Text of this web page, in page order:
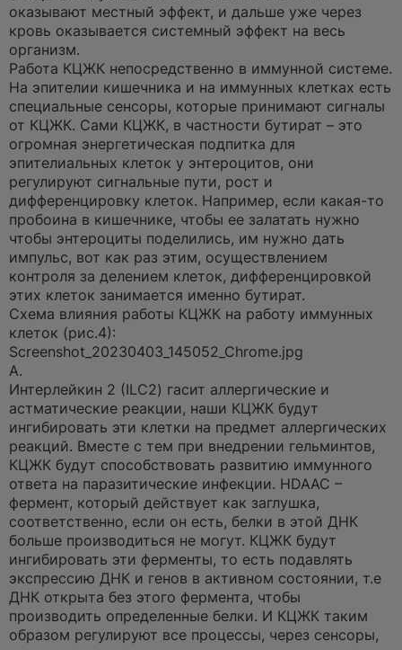
оказывают местный эффект, и дальше уже через
кровь оказывается системный эффект на весь
организм.
Работа КЦЖК непосредственно в иммунной системе.
На эпителии кишечника и на иммунных клетках есть
специальные сенсоры, которые принимают сигналы
от КЦЖК. Сами КЦЖК, в частности бутират – это
огромная энергетическая подпитка для
эпителиальных клеток у энтероцитов, они
регулируют сигнальные пути, рост и
дифференцировку клеток. Например, если какая-то
пробоина в кишечнике, чтобы ее залатать нужно
чтобы энтероциты поделились, им нужно дать
импульс, вот как раз этим, осуществлением
контроля за делением клеток, дифференцировкой
этих клеток занимается именно бутират.
Схема влияния работы КЦЖК на работу иммунных
клеток (рис.4):
Screenshot_20230403_145052_Chrome.jpg
А.
Интерлейкин 2 (ILC2) гасит аллергические и
астматические реакции, наши КЦЖК будут
ингибировать эти клетки на предмет аллергических
реакций. Вместе с тем при внедрении гельминтов,
КЦЖК будут способствовать развитию иммунного
ответа на паразитические инфекции. HDAAC –
фермент, который действует как заглушка,
соответственно, если он есть, белки в этой ДНК
больше производиться не могут. КЦЖК будут
ингибировать эти ферменты, то есть подавлять
экспрессию ДНК и генов в активном состоянии, т.е
ДНК открыта без этого фермента, чтобы
производить определенные белки. И КЦЖК таким
образом регулируют все процессы, через сенсоры,